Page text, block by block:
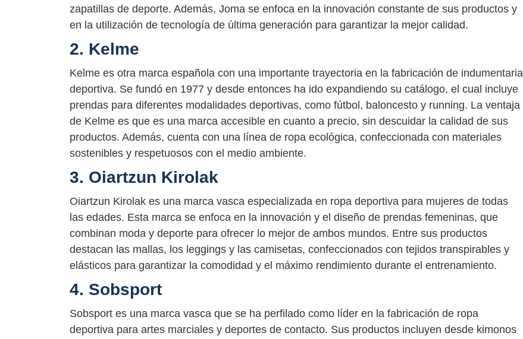
zapatillas de deporte. Además, Joma se enfoca en la innovación constante de sus productos y
en la utilización de tecnología de última generación para garantizar la mejor calidad.
2. Kelme
Kelme es otra marca española con una importante trayectoria en la fabricación de indumentaria
deportiva. Se fundó en 1977 y desde entonces ha ido expandiendo su catálogo, el cual incluye
prendas para diferentes modalidades deportivas, como fútbol, baloncesto y running. La ventaja
de Kelme es que es una marca accesible en cuanto a precio, sin descuidar la calidad de sus
productos. Además, cuenta con una línea de ropa ecológica, confeccionada con materiales
sostenibles y respetuosos con el medio ambiente.
3. Oiartzun Kirolak
Oiartzun Kirolak es una marca vasca especializada en ropa deportiva para mujeres de todas
las edades. Esta marca se enfoca en la innovación y el diseño de prendas femeninas, que
combinan moda y deporte para ofrecer lo mejor de ambos mundos. Entre sus productos
destacan las mallas, los leggings y las camisetas, confeccionados con tejidos transpirables y
elásticos para garantizar la comodidad y el máximo rendimiento durante el entrenamiento.
4. Sobsport
Sobsport es una marca vasca que se ha perfilado como líder en la fabricación de ropa
deportiva para artes marciales y deportes de contacto. Sus productos incluyen desde kimonos